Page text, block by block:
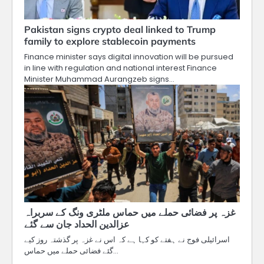
Pakistan signs crypto deal linked to Trump
family to explore stablecoin payments
Finance minister says digital innovation will be pursued
in line with regulation and national interest Finance
Minister Muhammad Aurangzeb signs…
غزہ پر فضائی حملے میں حماس ملٹری ونگ کے سربراہ
عزالدين الحداد جان سے گئے
اسرائیلی فوج نے ہفتے کو کہا ہے کہ اس نے غزہ پر گذشتہ روز کیے
گئے فضائی حملے میں حماس…